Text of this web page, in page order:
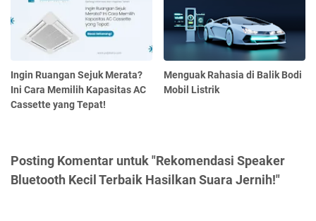
Ingin Ruangan Sejuk Merata?
Ini Cara Memilih Kapasitas AC
Cassette yang Tepat!
Menguak Rahasia di Balik Bodi
Mobil Listrik
Posting Komentar untuk "Rekomendasi Speaker
Bluetooth Kecil Terbaik Hasilkan Suara Jernih!"